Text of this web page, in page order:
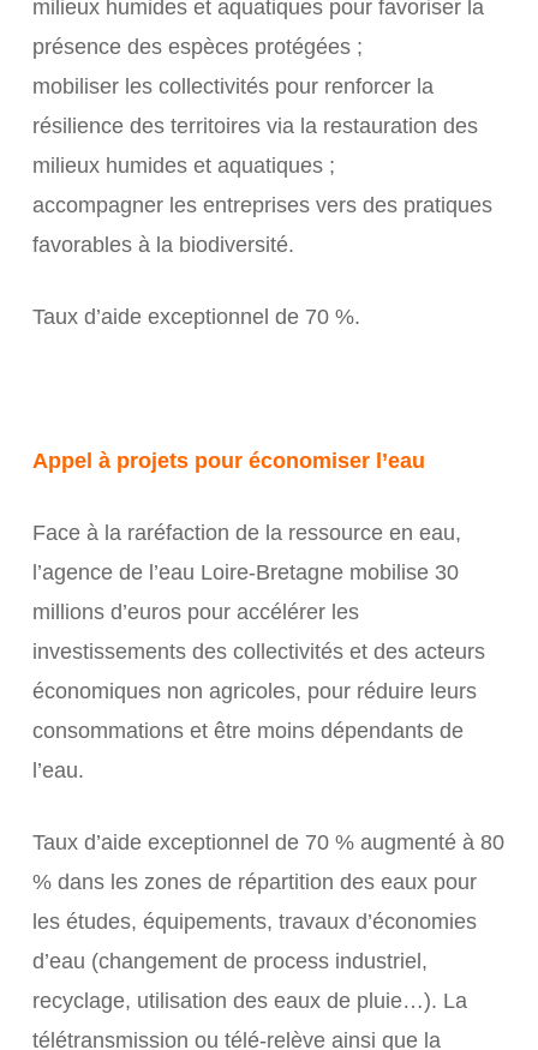
milieux humides et aquatiques pour favoriser la
présence des espèces protégées ;
mobiliser les collectivités pour renforcer la
résilience des territoires via la restauration des
milieux humides et aquatiques ;
accompagner les entreprises vers des pratiques
favorables à la biodiversité.
Taux d’aide exceptionnel de 70 %.
Appel à projets pour économiser l’eau
Face à la raréfaction de la ressource en eau,
l’agence de l’eau Loire-Bretagne mobilise 30
millions d’euros pour accélérer les
investissements des collectivités et des acteurs
économiques non agricoles, pour réduire leurs
consommations et être moins dépendants de
l’eau.
Taux d’aide exceptionnel de 70 % augmenté à 80
% dans les zones de répartition des eaux pour
les études, équipements, travaux d’économies
d’eau (changement de process industriel,
recyclage, utilisation des eaux de pluie…). La
télétransmission ou télé-relève ainsi que la